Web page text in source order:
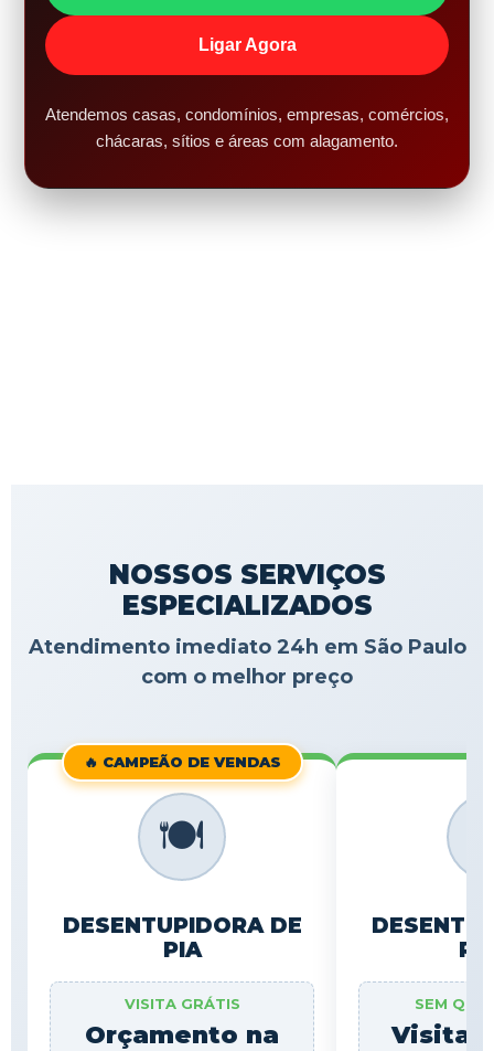
Ligar Agora
Atendemos casas, condomínios, empresas, comércios,
chácaras, sítios e áreas com alagamento.
NOSSOS SERVIÇOS
ESPECIALIZADOS
Atendimento imediato 24h em São Paulo
com o melhor preço
🔥 CAMPEÃO DE VENDAS
🍽️
DESENTUPIDORA DE
PIA
VISITA GRÁTIS
Orçamento na
SEM
Visita